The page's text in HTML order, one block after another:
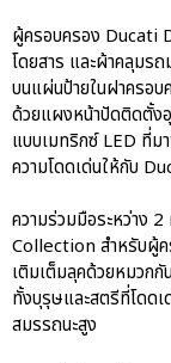
ผู้ครอบครอง Ducati
โดยสาร และผ้าคลุมร
บนแผ่นป้ายในฝาครอบ
ด้วยแผงหน้าปัดติดตั้ง
แบบเมทริกซ์ LED ที่ม
ความโดดเด่นให้กับ
ความร่วมมือระหว่าง
Collection สำหรับผู้
เติมเต็มลุคด้วยหมวกกั
ทั้งบุรุษและสตรีที่โดด
สมรรถนะสูง